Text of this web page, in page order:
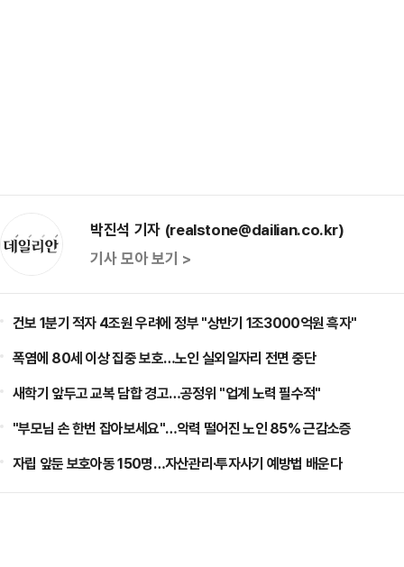
박진석 기자 (realstone@dailian.co.kr)
기사 모아 보기 >
건보 1분기 적자 4조원 우려에 정부 "상반기 1조3000억원 흑자"
폭염에 80세 이상 집중 보호…노인 실외일자리 전면 중단
새학기 앞두고 교복 담합 경고…공정위 "업계 노력 필수적"
"부모님 손 한번 잡아보세요"…악력 떨어진 노인 85% 근감소증
자립 앞둔 보호아동 150명…자산관리·투자사기 예방법 배운다